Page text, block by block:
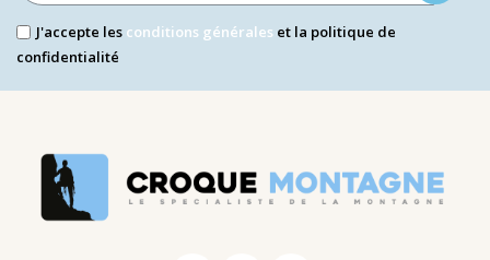
J'accepte les conditions générales et la politique de
confidentialité